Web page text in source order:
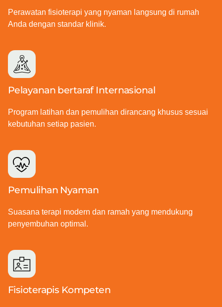
Perawatan fisioterapi yang nyaman langsung di rumah
Anda dengan standar klinik.
Pelayanan bertaraf Internasional
Program latihan dan pemulihan dirancang khusus sesuai
kebutuhan setiap pasien.
Pemulihan Nyaman
Suasana terapi modern dan ramah yang mendukung
penyembuhan optimal.
Fisioterapis Kompeten